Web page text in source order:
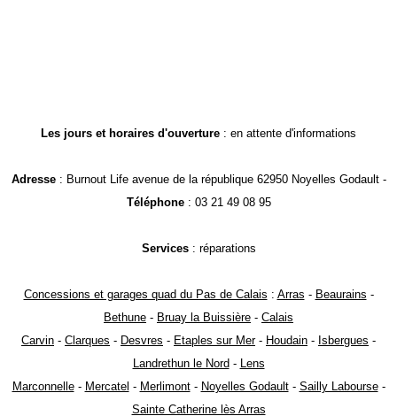
Les jours et horaires d'ouverture : en attente d'informations
Adresse: Burnout Life avenue de la république 62950 Noyelles Godault -
Téléphone: 03 21 49 08 95
Services: réparations
Concessions et garages quad du Pas de Calais : Arras - Beaurains -
Bethune - Bruay la Buissière - Calais
Carvin - Clarques - Desvres - Etaples sur Mer- Houdain - Isbergues -
Landrethun le Nord - Lens
Marconnelle- Mercatel - Merlimont- Noyelles Godault- Sailly Labourse-
Sainte Catherine lès Arras